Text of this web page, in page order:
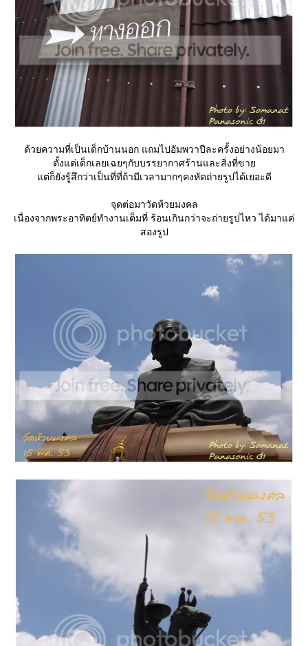
ด้วยความที่เป็นเด็กบ้านนอก แถมไปอัมพวาปีละครั้งอย่างน้อยมา
ตั้งแต่เด็กเลยเฉยๆกับบรรยากาศร้านและสิ่งที่ขา
ต่ก็ยังรู้สึกว่าเป็นที่ที่ถ้ามีเวลามากๆคงหัดถ่ายรูปได้เยอะดี
จุดต่อมาวัดห้วยมงคล
เนื่องจากพระอาทิตย์ทำงานเต็มที่ ร้อนเกินกว่าจะถ่ายรูปไหว ได้มาแค่
สองรูป